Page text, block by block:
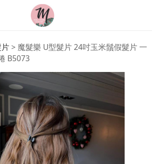
型髮片 24吋玉
片 一片搞定 復
B5073
> 魔髮樂 U型髮片 24吋玉米鬚假髮片 一
B5073